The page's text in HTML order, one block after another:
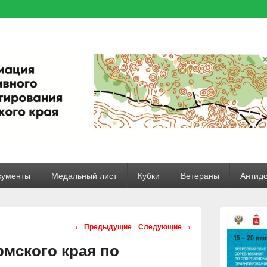
Медальный лист Кубки Ветераны
Навигация записи
← Предыдущие Следующие →
края по